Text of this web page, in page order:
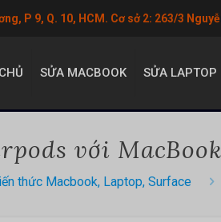
P 9, Q. 10, HCM. Cơ sở 2: 263/3
SỬA MACBOOK SỬA LAPTOP
với
thức Macbook, Laptop, Surface